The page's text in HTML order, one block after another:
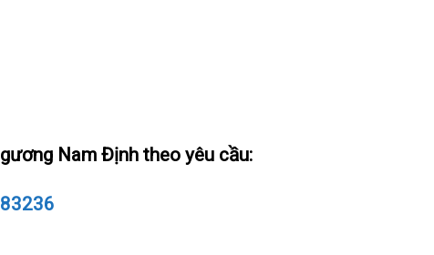
Nam Định theo yêu cầu: